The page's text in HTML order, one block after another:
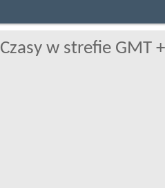
Czasy w strefie GMT